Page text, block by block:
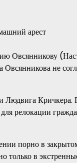
Овсянникову
не
Людвига
релокации
порно в
только в